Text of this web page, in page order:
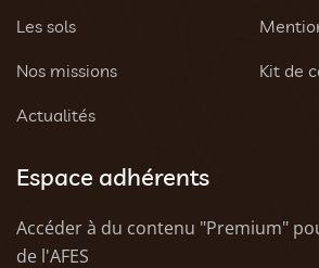
Les sols
Nos missions
Actualités
Kit de
Espace adhérents
Accéder à du contenu "Premium"
de l'AFES